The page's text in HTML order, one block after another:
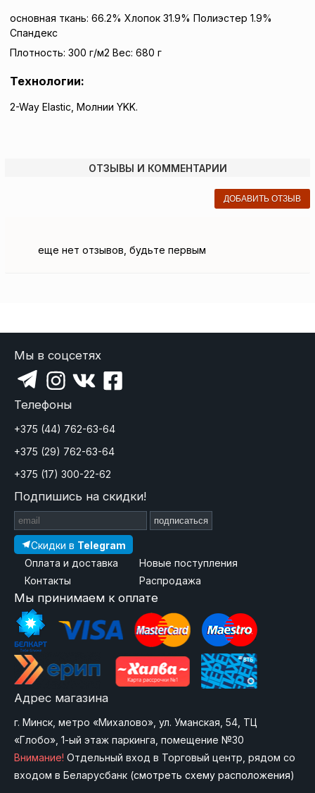
основная ткань: 66.2% Хлопок 31.9% Полиэстер 1.9%
Спандекс
Плотность: 300 г/м2 Вес: 680 г
Технологии:
2-Way Elastic, Молнии YKK.
ОТЗЫВЫ И КОММЕНТАРИИ
ДОБАВИТЬ ОТЗЫВ
еще нет отзывов, будьте первым
Мы в соцсетях
Телефоны
+375 (44) 762-63-64
+375 (29) 762-63-64
+375 (17) 300-22-62
Подпишись на скидки!
подписаться
Скидки в Telegram
Оплата и доставка
Контакты
Новые поступления
Распродажа
Мы принимаем к оплате
Адрес магазина
г. Минск, метро «Михалово», ул. Уманская, 54, ТЦ
«Глобо», 1-ый этаж паркинга, помещение №30
Внимание! Отдельный вход в Торговый центр, рядом со
входом в Беларусбанк (смотреть схему расположения)